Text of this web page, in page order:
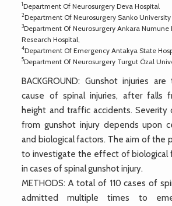
1Department Of Neurosurgery Deva Hospital
2Department Of Neurosurgery Sanko
3Department Of Neurosurgery Ankara Numune
Research Hospital,
4Department Of Emergency Antakya State
5Department Of Neurosurgery Turgut Özal
BACKGROUND: Gunshot injuries
cause of spinal injuries, after falls
height and traffic accidents. Severity
from gunshot injury depends upon
and biological factors. The aim of the
to investigate the effect of biological
in cases of spinal gunshot injury.
METHODS: A total of 110 cases of
admitted multiple times to